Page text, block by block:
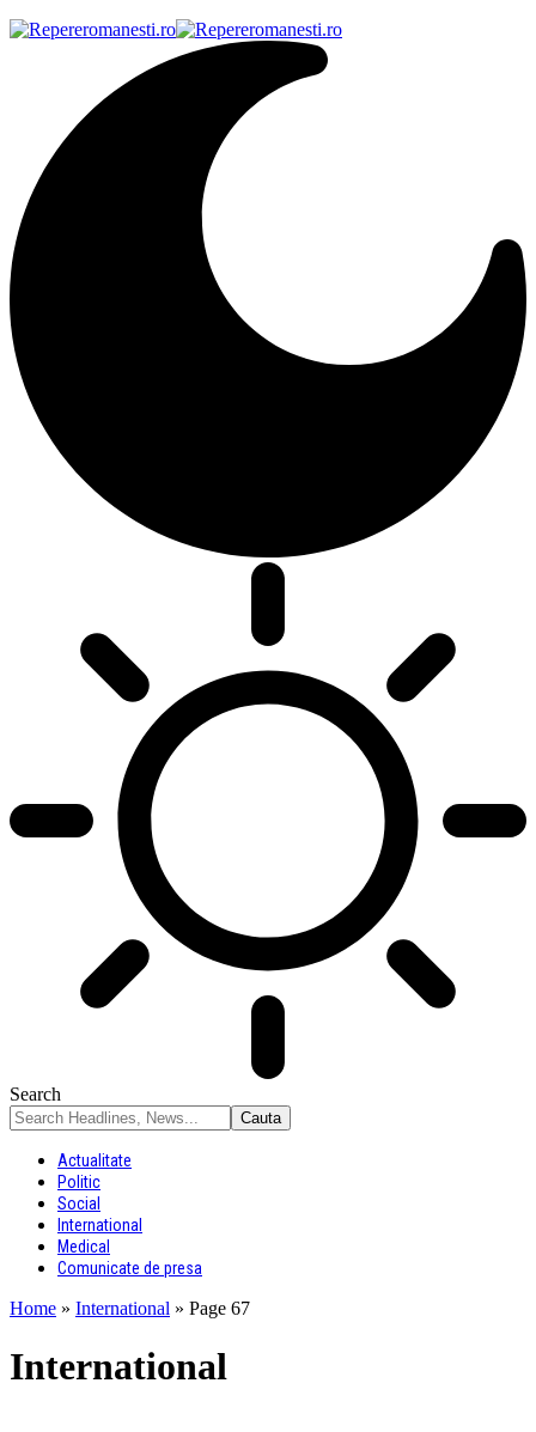
Search
Actualitate
Politic
Social
International
Medical
Comunicate de presa
Home » International » Page 67
International